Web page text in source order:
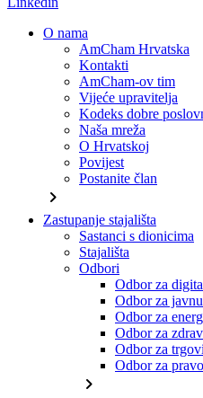
O nama
AmCham Hrvatska
Kontakti
AmCham-ov tim
Vijeće upravitelja
Kodeks dobre
Naša mreža
O Hrvatskoj
Povijest
Postanite član
chevron_right
Zastupanje stajališta
Sastanci s dionicima
Stajališta
Odbori
Odbor za
Odbor za
Odbor za
Odbor za
Odbor za
Odbor za
chevron_right